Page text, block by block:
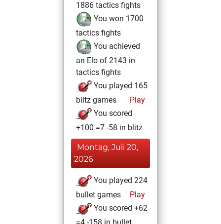
1886 tactics fights
You won 1700
tactics fights
You achieved
an Elo of 2143 in
tactics fights
You played 165
blitz games
Play
You scored
+100 =7 -58 in blitz
Montag, Juli 20,
2026
You played 224
bullet games
Play
You scored +62